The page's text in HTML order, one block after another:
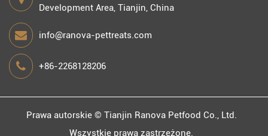
Development Area, Tianjin, China
info@ranova-pettreats.com
+86-2268128206
Prawa autorskie © Tianjin Ranova Petfood Co., Ltd.
Wszystkie prawa zastrzeżone.